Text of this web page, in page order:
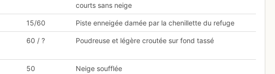
courts sans neige
15/60 Piste enneigée damée par la chenillette du refuge
60 / ? Poudreuse et légère croutée sur fond tassé
50 Neige soufflée